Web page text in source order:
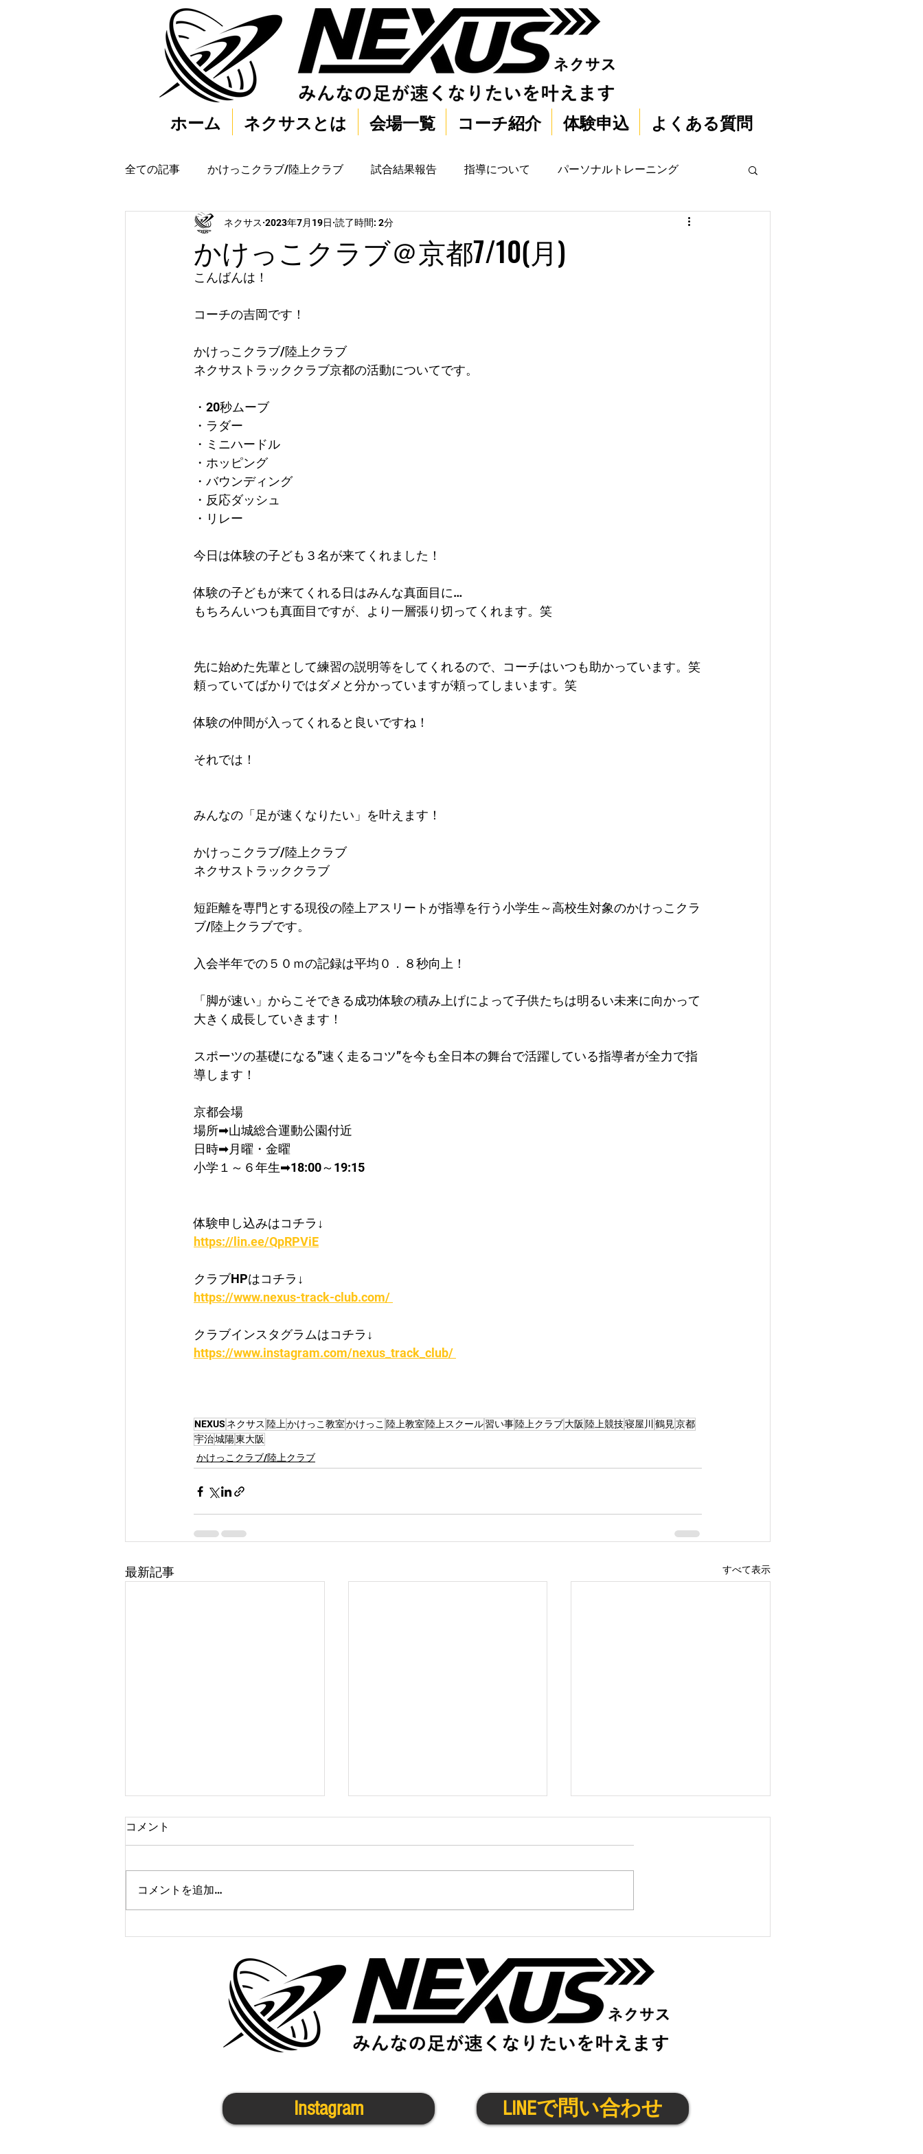
ホーム ネクサスとは 会場一覧 コーチ紹介 体験申込 よくある質問
全ての記事 かけっこクラブ/陸上クラブ 試合結果報告 指導について パーソナルトレーニング
かけっこクラブ＠京都7/10(月)
ネクサス 2023年7月19日 読了時間: 2分
こんばんは！
コーチの吉岡です！
かけっこクラブ/陸上クラブ
ネクサストラッククラブ京都の活動についてです。
・20秒ムーブ
・ラダー
・ミニハードル
・ホッピング
・バウンディング
・反応ダッシュ
・リレー
今日は体験の子ども３名が来てくれました！
体験の子どもが来てくれる日はみんな真面目に…
もちろんいつも真面目ですが、より一層張り切ってくれます。笑
先に始めた先輩として練習の説明等をしてくれるので、コーチはいつも助かっています。笑
頼っていてばかりではダメと分かっていますが頼ってしまいます。笑
体験の仲間が入ってくれると良いですね！
それでは！
みんなの「足が速くなりたい」を叶えます！
かけっこクラブ/陸上クラブ
ネクサストラッククラブ
短距離を専門とする現役の陸上アスリートが指導を行う小学生～高校生対象のかけっこクラ
ブ/陸上クラブです。
入会半年での５０ｍの記録は平均０．８秒向上！​
「脚が速い」からこそできる成功体験の積み上げによって子供たちは明るい未来に向かって
大きく成長していきます！
スポーツの基礎になる”速く走るコツ”を今も全日本の舞台で活躍している指導者が​全力で指
導します！
京都会場
場所➡山城総合運動公園付近
日時➡月曜・金曜
​小学１～６年生➡18:00～19:15
体験申し込みはコチラ↓
https://lin.ee/QpRPViE
クラブHPはコチラ↓
https://www.nexus-track-club.com/
クラブインスタグラムはコチラ↓
https://www.instagram.com/nexus_track_club/
NEXUS ネクサス 陸上かけっこ教室かけっこ 陸上教室 陸上スクール習い事陸上クラブ大阪 陸上競技寝屋川 鶴見京都
宇治城陽東大阪
かけっこクラブ/陸上クラブ
最新記事 すべて表示
かけっこクラブ＠京都
コメント
コメントを追加…
Instagram LINEで問い合わせ